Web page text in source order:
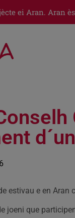
ei Aran. Aran
estivau e en Aran
joeni que